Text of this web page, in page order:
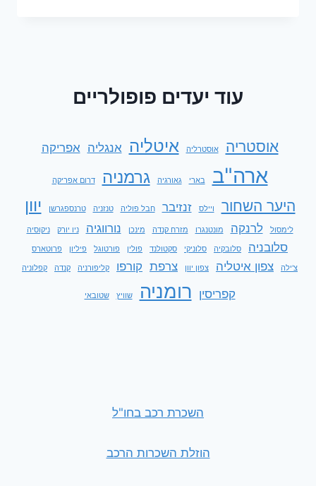
עוד יעדים פופולריים
אוסטריה אוסטרליה איטליה אנגליה אפריקה
ארה"ב בארי גאורגיה גרמניה דרום אפריקה
היער השחור ויילס זנזיבר חבל פוליה טנזניה טרנספגרשן יוון
לימסול לרנקה מונטנגרו מזרח קנדה מינכן נורווגיה ניו יורק ניקוסיה
סלובניה סלובקיה סלוניקי סקטולנד פולין פורטוגל פיליון פרוטארס
צ'ילה צפון איטליה צפון יוון צרפת קורפו קליפורניה קנדה קפלוניה
קפריסין רומניה שוויץ שטובאי
השכרת רכב בחו"ל
הוזלת השכרות הרכב